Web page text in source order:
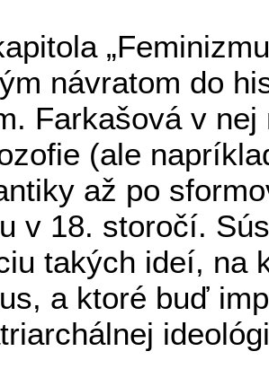
návratom do
Farkašová v
(ale
až po
v 18. storočí.
takých ideí, na
a ktoré buď